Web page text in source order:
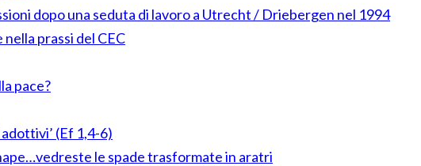
dopo una seduta di lavoro a Utrecht / Driebergen nel 1994
prassi del CEC
pace?
(Ef 1,4-6)
le spade trasformate in aratri